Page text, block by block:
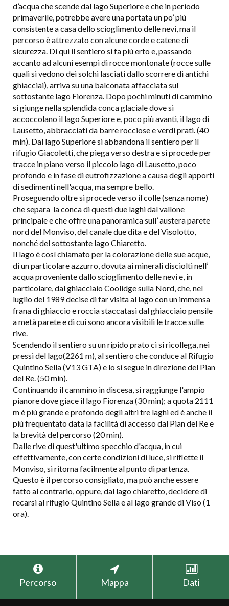
d’acqua che scende dal lago Superiore e che in periodo
primaverile, potrebbe avere una portata un po’ più
consistente a casa dello scioglimento delle nevi, ma il
percorso è attrezzato con alcune corde e catene di
sicurezza. Di qui il sentiero si fa più erto e, passando
accanto ad alcuni esempi di rocce montonate (rocce sulle
quali si vedono dei solchi lasciati dallo scorrere di antichi
ghiacciai), arriva su una balconata affacciata sul
sottostante lago Fiorenza. Dopo pochi minuti di cammino
si giunge nella splendida conca glaciale dove si
accoccolano il lago Superiore e, poco più avanti, il lago di
Lausetto, abbracciati da barre rocciose e verdi prati. (40
min). Dal lago Superiore si abbandona il sentiero per il
rifugio Giacoletti, che piega verso destra e si procede per
tracce in piano verso il piccolo lago di Lausetto, poco
profondo e in fase di eutrofizzazione a causa degli apporti
di sedimenti nell'acqua, ma sempre bello.
Proseguendo oltre si procede verso il colle (senza nome)
che separa la conca di questi due laghi dal vallone
principale e che offre una panoramica sull’ austera parete
nord del Monviso, del canale due dita e del Visolotto,
nonché del sottostante lago Chiaretto.
Il lago è così chiamato per la colorazione delle sue acque,
di un particolare azzurro, dovuta ai minerali disciolti nell’
acqua proveniente dallo scioglimento delle nevi e, in
particolare, dal ghiacciaio Coolidge sulla Nord, che, nel
luglio del 1989 decise di far visita al lago con un immensa
frana di ghiaccio e roccia staccatasi dal ghiacciaio pensile
a metà parete e di cui sono ancora visibili le tracce sulle
rive.
Scendendo il sentiero su un ripido prato ci si ricollega, nei
pressi del lago(2261 m), al sentiero che conduce al Rifugio
Quintino Sella (V13 GTA) e lo si segue in direzione del Pian
del Re. (50 min).
Continuando il cammino in discesa, si raggiunge l'ampio
pianore dove giace il lago Fiorenza (30 min); a quota 2111
m è più grande e profondo degli altri tre laghi ed è anche il
più frequentato data la facilità di accesso dal Pian del Re e
la brevità del percorso (20 min).
Dalle rive di quest'ultimo specchio d'acqua, in cui
effettivamente, con certe condizioni di luce, si riflette il
Monviso, si ritorna facilmente al punto di partenza.
Questo è il percorso consigliato, ma può anche essere
fatto al contrario, oppure, dal lago chiaretto, decidere di
recarsi al rifugio Quintino Sella e al lago grande di Viso (1
ora).
Percorso Mappa Dati